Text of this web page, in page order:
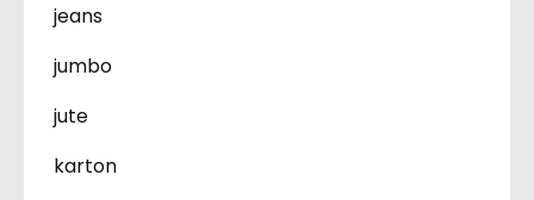
jeans
jumbo
jute
karton